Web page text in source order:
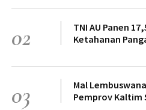
02
TNI AU Panen
Ketahanan
03
Mal
Pemprov Kaltim